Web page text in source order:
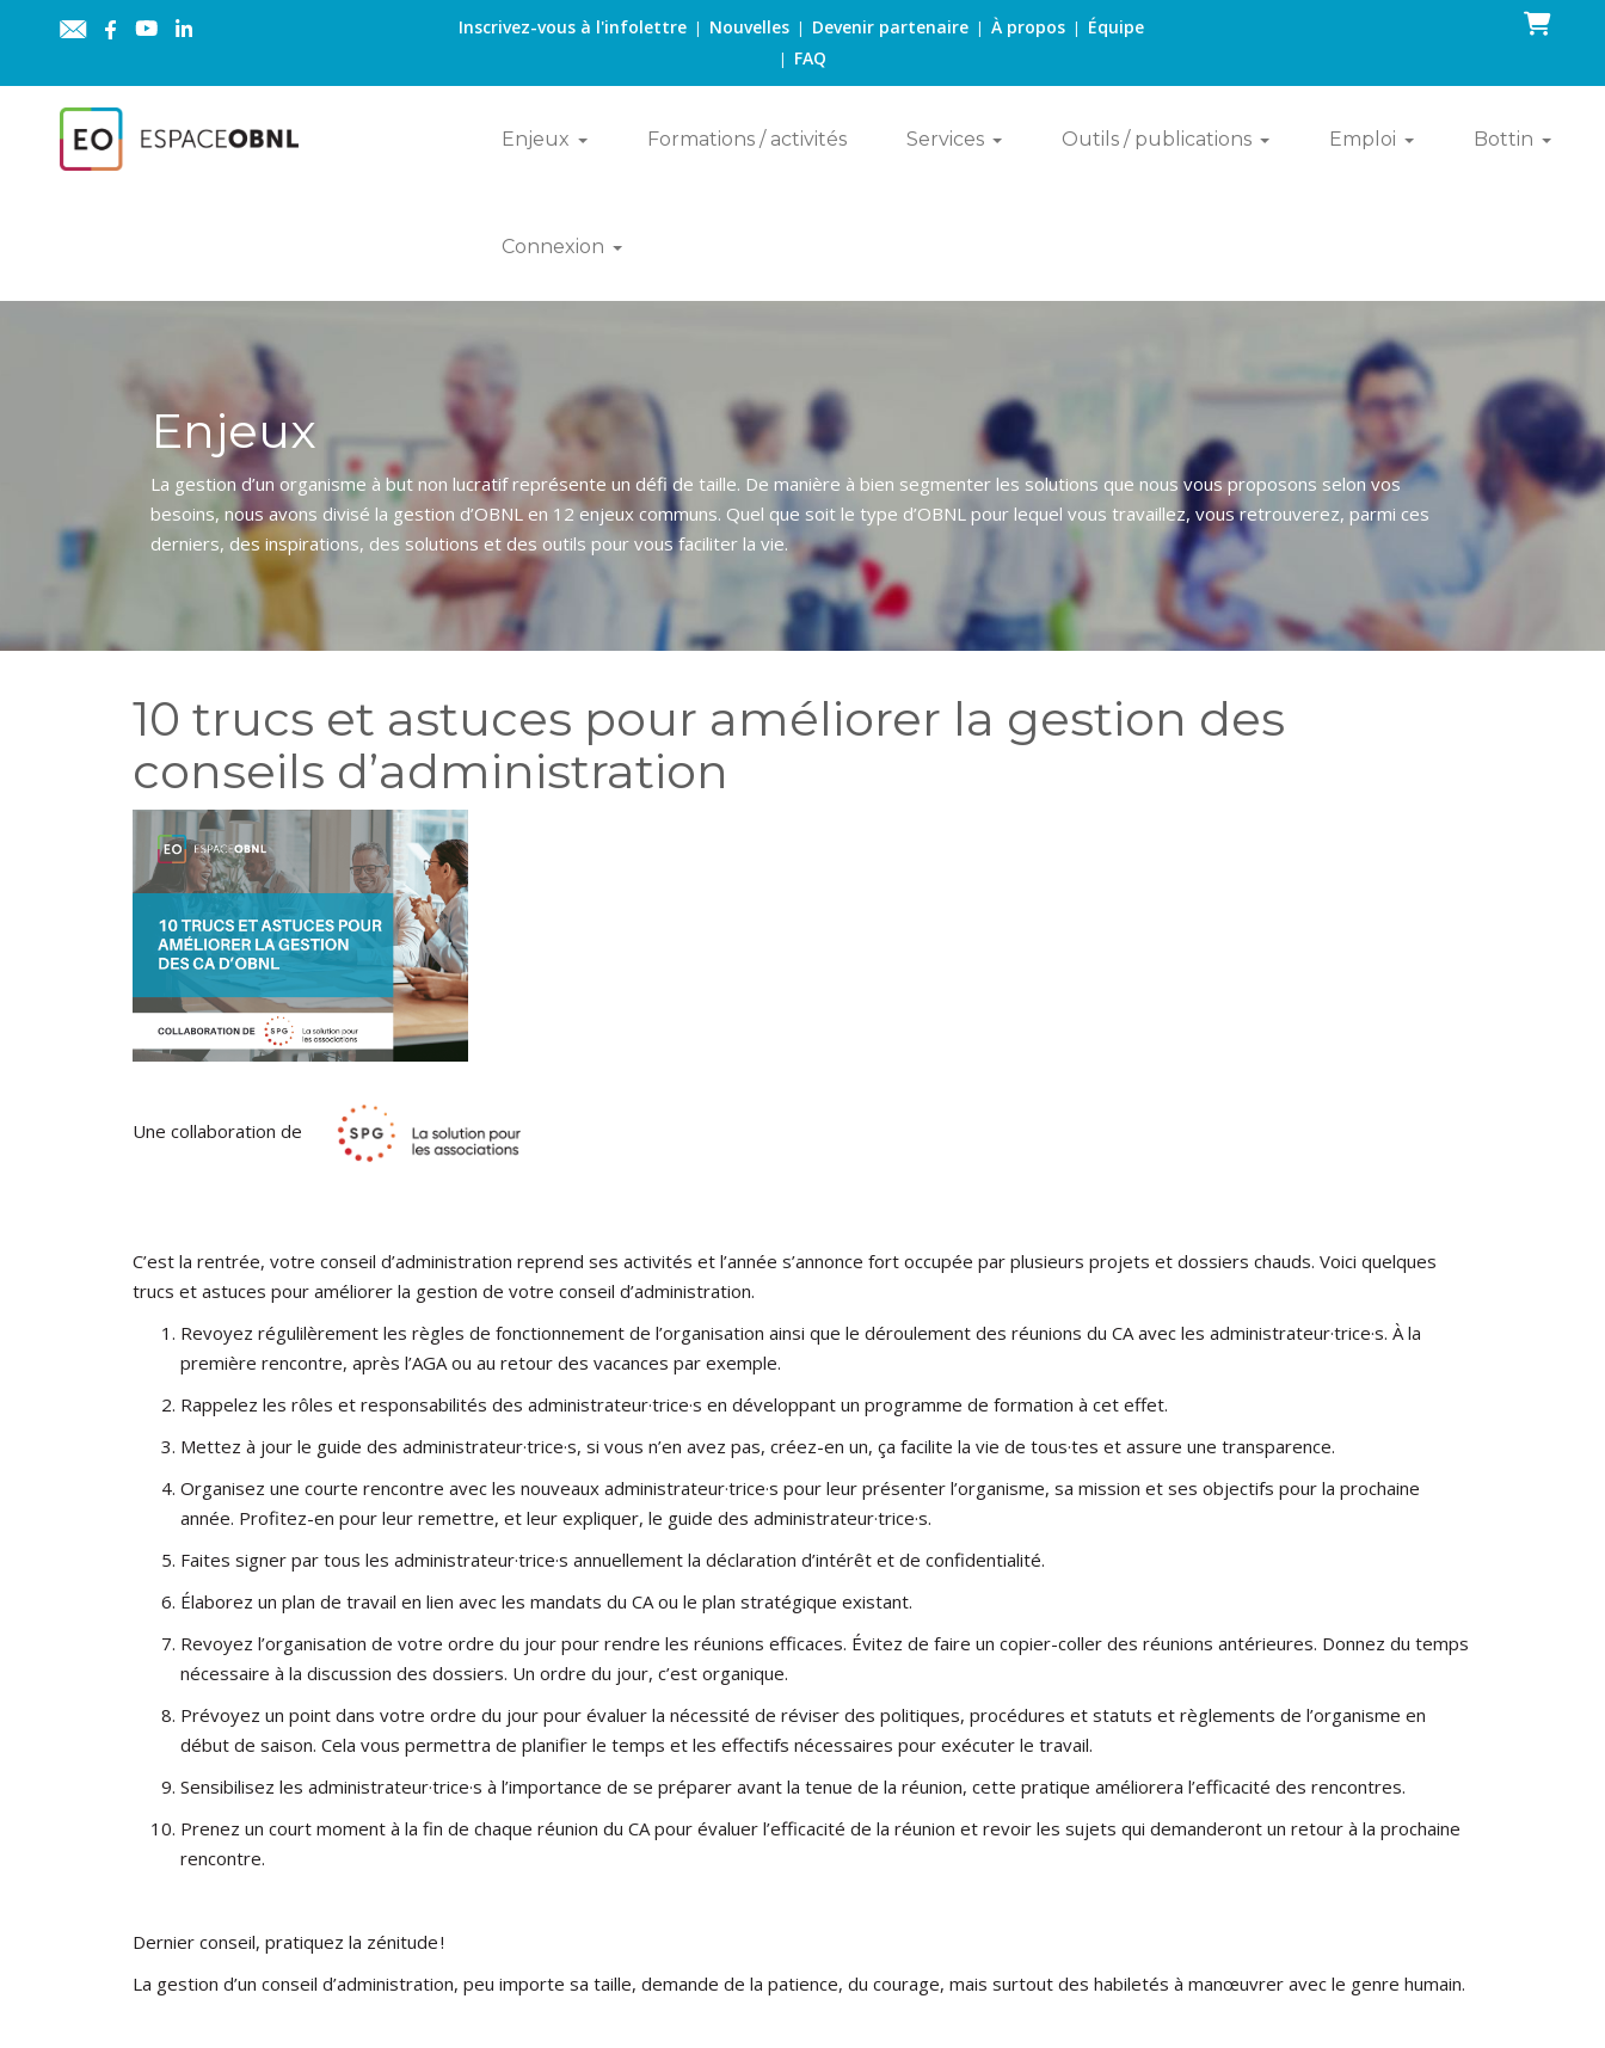
Inscrivez-vous à l'infolettre| Nouvelles| Devenir partenaire| À propos| Équipe
| FAQ
Panier
Enjeux Formations / activités Services Outils / publications Emploi Bottin
Connexion
Enjeux
La gestion d’un organisme à but non lucratif représente un défi de taille. De manière à bien segmenter les solutions que nous vous proposons selon vos
besoins, nous avons divisé la gestion d’OBNL en 12 enjeux communs. Quel que soit le type d’OBNL pour lequel vous travaillez, vous retrouverez, parmi ces
derniers, des inspirations, des solutions et des outils pour vous faciliter la vie.
10 trucs et astuces pour améliorer la gestion des
conseils d’administration
Une collaboration de
C’est la rentrée, votre conseil d’administration reprend ses activités et l’année s’annonce fort occupée par plusieurs projets et dossiers chauds. Voici quelques
trucs et astuces pour améliorer la gestion de votre conseil d’administration.
Revoyez régulilèrement les règles de fonctionnement de l’organisation ainsi que le déroulement des réunions du CA avec les administrateur·trice·s. À la
première rencontre, après l’AGA ou au retour des vacances par exemple.
Rappelez les rôles et responsabilités des administrateur·trice·s en développant un programme de formation à cet effet.
Mettez à jour le guide des administrateur·trice·s, si vous n’en avez pas, créez-en un, ça facilite la vie de tous·tes et assure une transparence.
Organisez une courte rencontre avec les nouveaux administrateur·trice·s pour leur présenter l’organisme, sa mission et ses objectifs pour la prochaine
année. Profitez-en pour leur remettre, et leur expliquer, le guide des administrateur·trice·s.
Faites signer par tous les administrateur·trice·s annuellement la déclaration d’intérêt et de confidentialité.
Élaborez un plan de travail en lien avec les mandats du CA ou le plan stratégique existant.
Revoyez l’organisation de votre ordre du jour pour rendre les réunions efficaces. Évitez de faire un copier-coller des réunions antérieures. Donnez du temps
nécessaire à la discussion des dossiers. Un ordre du jour, c’est organique.
Prévoyez un point dans votre ordre du jour pour évaluer la nécessité de réviser des politiques, procédures et statuts et règlements de l’organisme en
début de saison. Cela vous permettra de planifier le temps et les effectifs nécessaires pour exécuter le travail.
Sensibilisez les administrateur·trice·s à l’importance de se préparer avant la tenue de la réunion, cette pratique améliorera l’efficacité des rencontres.
Prenez un court moment à la fin de chaque réunion du CA pour évaluer l’efficacité de la réunion et revoir les sujets qui demanderont un retour à la prochaine
rencontre.
Dernier conseil, pratiquez la zénitude !
La gestion d’un conseil d’administration, peu importe sa taille, demande de la patience, du courage, mais surtout des habiletés à manœuvrer avec le genre humain.